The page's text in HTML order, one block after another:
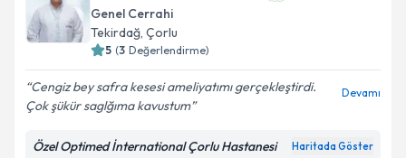
E-posta Adresiniz
Kişisel verilerimin işlenmesine ilişkin
kapsamda işlenmesini kabul ediyorum.
Genel Cerrahi
Tekirdağ, Çorlu
5 (3 Değerlendirme)
Cengiz bey safra kesesi ameliyatımı gerçekleştirdi.
Çok şükür saglğıma kavustum
Devamı
Özel Optimed İnternational Çorlu Hastanesi Haritada Göster